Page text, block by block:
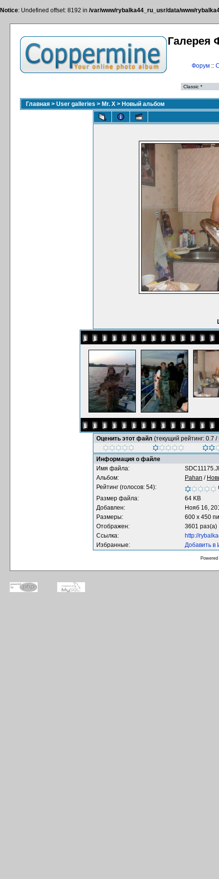
Notice: Undefined offset: 8192 in /var/www/rybalka44_ru_usr/data/www/
Галерея
Форум::
Главная > User galleries > Mr. X > Новый альбом
Оценить этот файл (текущий рейтинг: 0.7 /
Информация о файле
Имя файла:
Альбом:
Pahan /
Рейтинг (голосов: 54):
Размер файла:
64 KB
Добавлен:
Нояб 16,
Размеры:
600 x 450
Отображен:
3601 раз(а)
Ссылка:
http://
Избранные:
Добавить в